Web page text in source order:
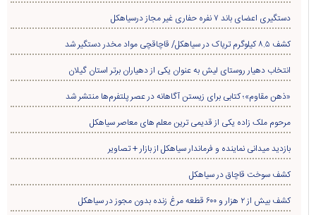
دستگیری اعضای باند ۷ نفره حفاری غير مجاز درسیاهکل
کشف ۸.۵ کیلوگرم تریاک در سیاهکل/ قاچاقچی مواد مخدر دستگیر شد
انتخاب دهیار روستای لیش به عنوان یکی از دهیاران برتر استان گیلان
«ذهن مقاوم»؛ کتابی برای زیستن آگاهانه در عصر پلتفرم‌ها منتشر شد
مرحوم ملک زاده یکی از قدیمی ترین معلم های معاصر سیاهکل
بازدید میدانی نماینده و فرماندار سیاهکل از بازار + تصاویر
کشف سوخت قاچاق در سياهکل
کشف بیش از ۲ هزار و ۶۰۰ قطعه مرغ زنده بدون مجوز در سیاهکل